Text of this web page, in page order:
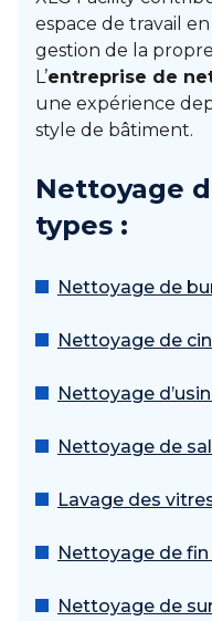
espace de travail
gestion de la
L’entreprise de
une expérience
style de bâtiment.
Nettoyage
types :
Nettoyage de
Nettoyage de
Nettoyage
Nettoyage de
Lavage des
Nettoyage de
Nettoyage de